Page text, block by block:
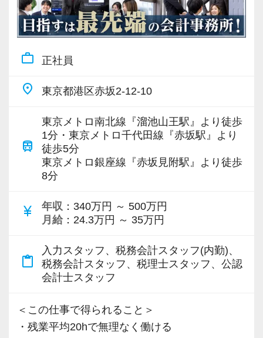
work_outline 正社員
place 東京都港区赤坂2-12-10
train
東京メトロ南北線『溜池山王駅』より徒歩
1分・東京メトロ千代田線『赤坂駅』より
徒歩5分
東京メトロ銀座線『赤坂見附駅』より徒歩
8分
currency_yen 年収 ：340万円 ～ 500万円
月給 ：24.3万円 ～ 35万円
content_paste
入力スタッフ、税務会計スタッフ(内勤)、
税務会計スタッフ、税理士スタッフ、公認
会計士スタッフ
＜この仕事で得られること＞
・残業平均20hで無理なく働ける